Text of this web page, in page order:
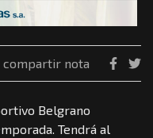
compartir nota
Belgrano
Tendrá al